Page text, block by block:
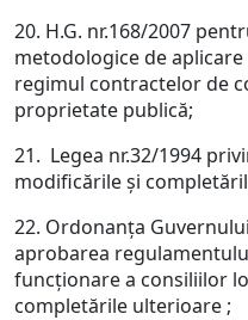
20. H.G. nr.168/2007
metodologice de aplicare
regimul contractelor de
proprietate publică;
21. Legea nr.32/1994
modificările şi
22. Ordonanţa
aprobarea
funcţionare a consiliilor
completările ulterioare ;